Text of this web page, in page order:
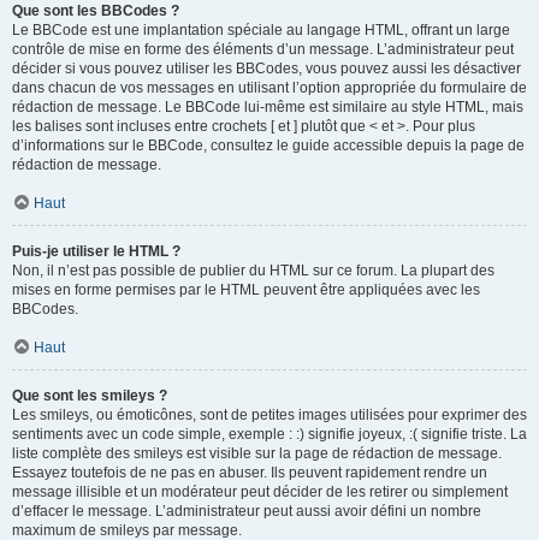
Que sont les BBCodes ?
Le BBCode est une implantation spéciale au langage HTML, offrant un large
contrôle de mise en forme des éléments d’un message. L’administrateur peut
décider si vous pouvez utiliser les BBCodes, vous pouvez aussi les désactiver
dans chacun de vos messages en utilisant l’option appropriée du formulaire de
rédaction de message. Le BBCode lui-même est similaire au style HTML, mais
les balises sont incluses entre crochets [ et ] plutôt que < et >. Pour plus
d’informations sur le BBCode, consultez le guide accessible depuis la page de
rédaction de message.
Haut
Puis-je utiliser le HTML ?
Non, il n’est pas possible de publier du HTML sur ce forum. La plupart des
mises en forme permises par le HTML peuvent être appliquées avec les
BBCodes.
Haut
Que sont les smileys ?
Les smileys, ou émoticônes, sont de petites images utilisées pour exprimer des
sentiments avec un code simple, exemple : :) signifie joyeux, :( signifie triste. La
liste complète des smileys est visible sur la page de rédaction de message.
Essayez toutefois de ne pas en abuser. Ils peuvent rapidement rendre un
message illisible et un modérateur peut décider de les retirer ou simplement
d’effacer le message. L’administrateur peut aussi avoir défini un nombre
maximum de smileys par message.